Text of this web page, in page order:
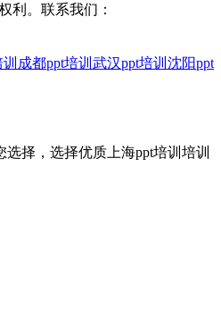
利。联系我们：
成都ppt培训 武汉ppt培训 沈阳ppt
择，选择优质上海ppt培训培训